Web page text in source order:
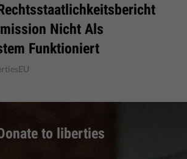
Nicht Als
Funktioniert
to liberties